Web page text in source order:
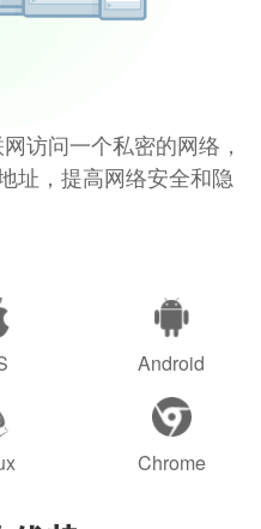
访问一个私密的网络，
址，提高网络安全和隐
Android
Chrome